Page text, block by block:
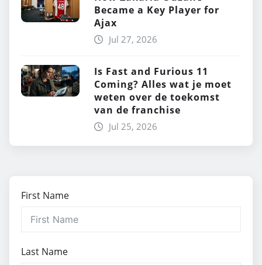
Became a Key Player for
Ajax
Jul 27, 2026
Is Fast and Furious 11
Coming? Alles wat je moet
weten over de toekomst
van de franchise
Jul 25, 2026
First Name
Last Name